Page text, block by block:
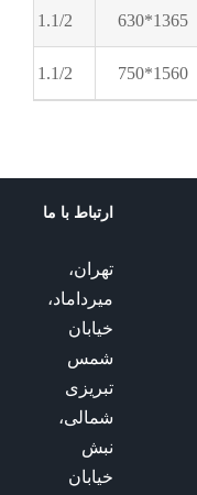
1365*630
1.1/2
1560*750
1.1/2
ارتباط با ما
تهران،
میرداماد،
خیابان
شمس
تبریزی
شمالی،
نبش
خیابان